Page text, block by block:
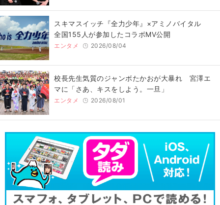
スキマスイッチ『全力少年』×アミノバイタル
全国155人が参加したコラボMV公開
エンタメ 2026/08/04
校長先生気質のジャンボたかおが大暴れ 宮澤エ
マに「さあ、キスをしよう。一旦」
エンタメ 2026/08/01